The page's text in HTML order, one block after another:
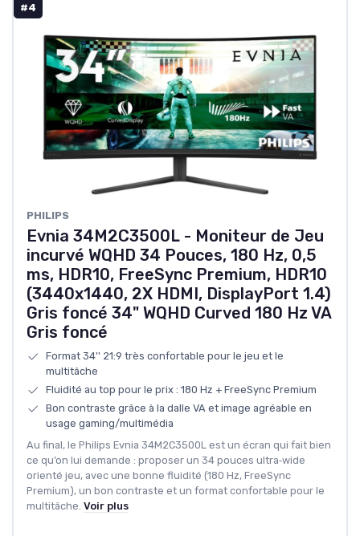
#4
PHILIPS
Evnia 34M2C3500L - Moniteur de Jeu
incurvé WQHD 34 Pouces, 180 Hz, 0,5
ms, HDR10, FreeSync Premium, HDR10
(3440x1440, 2X HDMI, DisplayPort 1.4)
Gris foncé 34" WQHD Curved 180 Hz VA
Gris foncé
Format 34'' 21:9 très confortable pour le jeu et le
multitâche
Fluidité au top pour le prix : 180 Hz + FreeSync Premium
Bon contraste grâce à la dalle VA et image agréable en
usage gaming/multimédia
Au final, le Philips Evnia 34M2C3500L est un écran qui fait bien
ce qu’on lui demande : proposer un 34 pouces ultra‑wide
orienté jeu, avec une bonne fluidité (180 Hz, FreeSync
Premium), un bon contraste et un format confortable pour le
multitâche. Voir plus